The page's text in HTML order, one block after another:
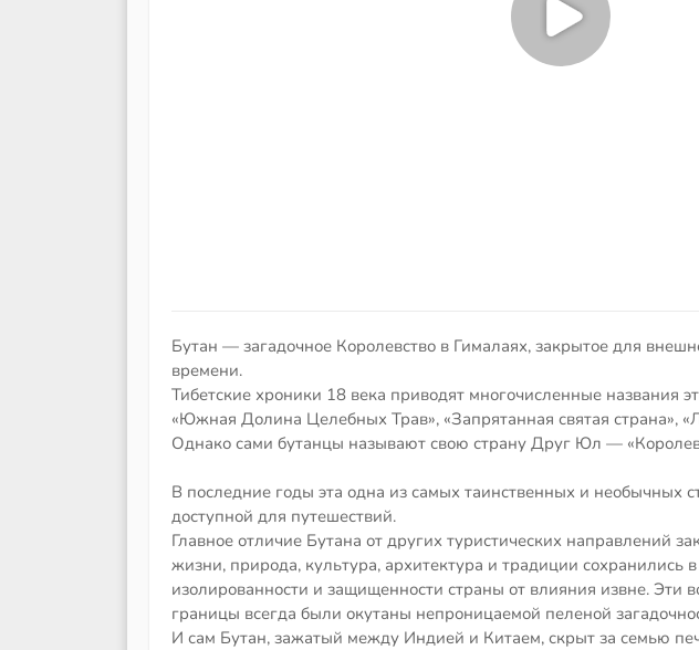
Бутан — загадочное Королевство в Гималаях, закрытое для
времени.
Тибетские хроники 18 века приводят многочисленные названия
«Южная Долина Целебных Трав», «Запрятанная святая страна»,
Однако сами бутанцы называют свою страну Друг Юл —
В последние годы эта одна из самых таинственных и необычных
доступной для путешествий.
Главное отличие Бутана от других туристических направлений
жизни, природа, культура, архитектура и традиции сохранились
изолированности и защищенности страны от влияния извне.
границы всегда были окутаны непроницаемой пеленой
И сам Бутан, зажатый между Индией и Китаем, скрыт за семью